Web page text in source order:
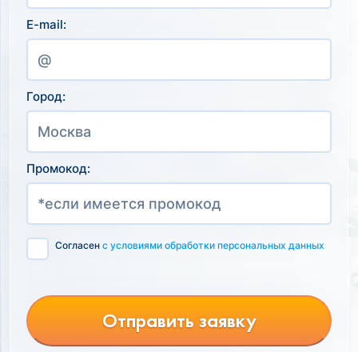
E-mail:
Город:
Промокод:
Согласен с условиями обработки персональных данных
Отправить заявку